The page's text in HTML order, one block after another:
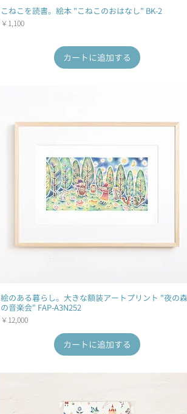
こねこを読書。絵本 "こねこのおはなし" BK-2
価格
￥1,100
カートに追加する
絵のある暮らし。大きな額装アートプリント "夜の森
の音楽会" FAP-A3N252
価格
￥12,000
カートに追加する